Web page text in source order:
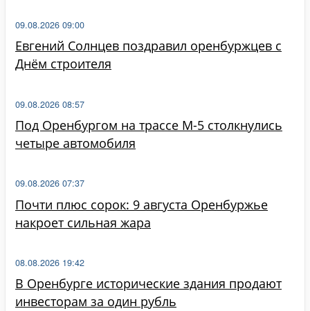
Евгений Солнцев поздравил оренбуржцев с
Днём строителя
09.08.2026 09:00
Под Оренбургом на трассе М-5 столкнулись
четыре автомобиля
09.08.2026 08:57
Почти плюс сорок: 9 августа Оренбуржье
накроет сильная жара
09.08.2026 07:37
В Оренбурге исторические здания продают
инвесторам за один рубль
08.08.2026 19:42